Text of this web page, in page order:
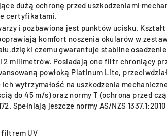
dużą ochronę przed uszkodzeniami
certyfikatami.
i pozbawiona jest punktów ucisku.
komfort noszenia okularów w
czemu gwarantuje stabilne
2 milimetrów. Posiadają one filtr chroniący
powłoką Platinum Lite,
wytrzymałość na uszkodzenia
do 45 m/s) oraz normy T (ochrona przed
Spełniają jeszcze normy AS/NZS 1337.1:2010
filtrem UV